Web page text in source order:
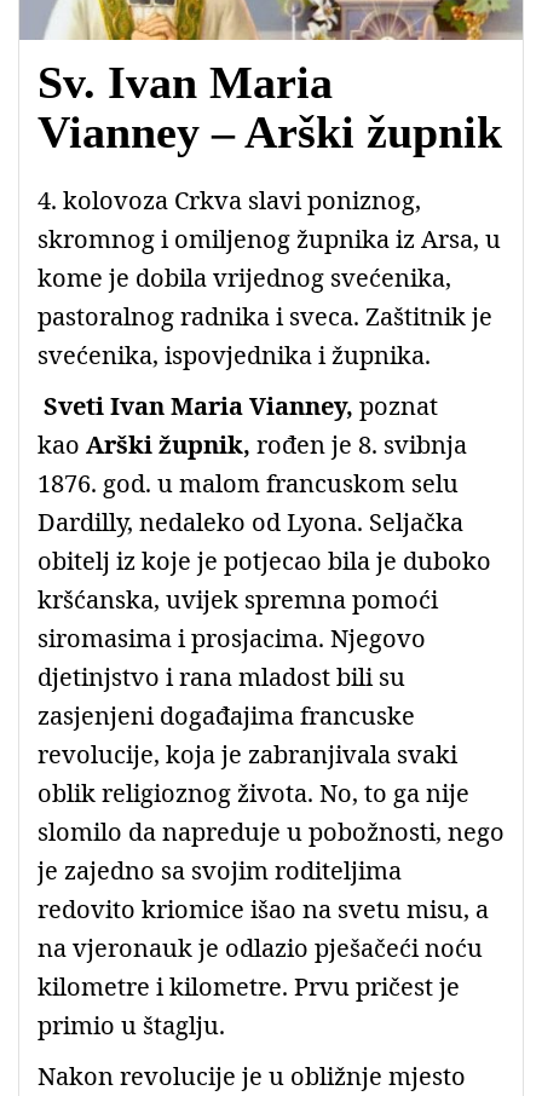
Sv. Ivan Maria
Vianney – Arški župnik
4. kolovoza Crkva slavi poniznog,
skromnog i omiljenog župnika iz Arsa, u
kome je dobila vrijednog svećenika,
pastoralnog radnika i sveca. Zaštitnik je
svećenika, ispovjednika i župnika.
Sveti Ivan Maria Vianney, poznat
kao Arški župnik, rođen je 8. svibnja
1876. god. u malom francuskom selu
Dardilly, nedaleko od Lyona. Seljačka
obitelj iz koje je potjecao bila je duboko
kršćanska, uvijek spremna pomoći
siromasima i prosjacima. Njegovo
djetinjstvo i rana mladost bili su
zasjenjeni događajima francuske
revolucije, koja je zabranjivala svaki
oblik religioznog života. No, to ga nije
slomilo da napreduje u pobožnosti, nego
je zajedno sa svojim roditeljima
redovito kriomice išao na svetu misu, a
na vjeronauk je odlazio pješačeći noću
kilometre i kilometre. Prvu pričest je
primio u štaglju.
Nakon revolucije je u obližnje mjesto